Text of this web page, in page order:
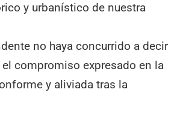
y urbanístico de nuestra
no haya concurrido a decir
compromiso expresado en la
y aliviada tras la